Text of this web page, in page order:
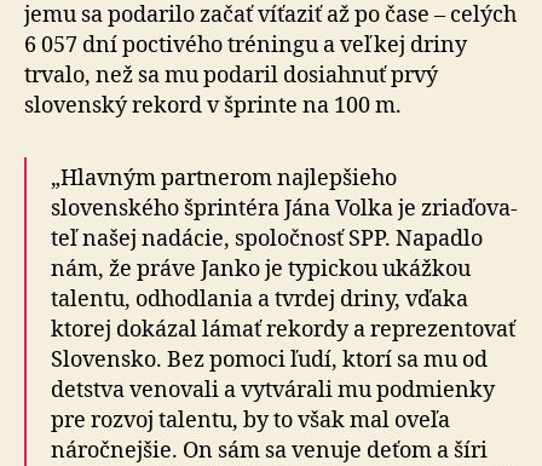
jemu sa podarilo začať víťaziť až po čase – celých
6 057 dní poctivého tréningu a veľkej driny
trvalo, než sa mu podaril dosiahnuť prvý
slovenský rekord v šprinte na 100 m.
„Hlavným partnerom najlepšieho
slovenského šprintéra Jána Volka je zria­ďo­va­
teľ našej nadácie, spoločnosť SPP. Napadlo
nám, že práve Janko je typickou ukážkou
talentu, odhodlania a tvrdej driny, vďaka
ktorej dokázal lámať rekordy a re­pre­zen­to­vať
Slovensko. Bez po­moci ľudí, ktorí sa mu od
detstva venovali a vytvá­rali mu podmienky
pre rozvoj talentu, by to však mal oveľa
náročnejšie. On sám sa venuje deťom a šíri